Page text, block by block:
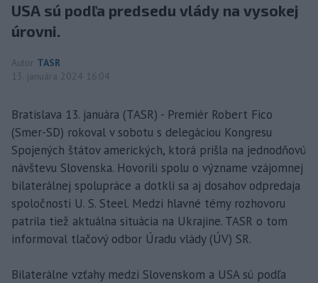
USA sú podľa predsedu vlády na vysokej
úrovni.
Autor TASR
13. januára 2024 16:04
Bratislava 13. januára (TASR) - Premiér Robert Fico
(Smer-SD) rokoval v sobotu s delegáciou Kongresu
Spojených štátov amerických, ktorá prišla na jednodňovú
návštevu Slovenska. Hovorili spolu o význame vzájomnej
bilaterálnej spolupráce a dotkli sa aj dosahov odpredaja
spoločnosti U. S. Steel. Medzi hlavné témy rozhovoru
patrila tiež aktuálna situácia na Ukrajine. TASR o tom
informoval tlačový odbor Úradu vlády (ÚV) SR.
Bilaterálne vzťahy medzi Slovenskom a USA sú podľa